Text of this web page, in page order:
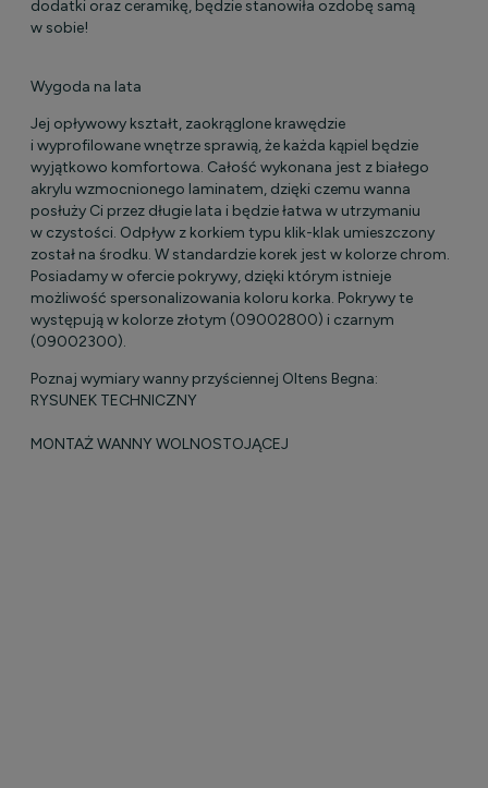
dodatki oraz ceramikę, będzie stanowiła ozdobę samą
w sobie!
Wygoda na lata
Jej opływowy kształt, zaokrąglone krawędzie
i wyprofilowane wnętrze sprawią, że każda kąpiel będzie
wyjątkowo komfortowa. Całość wykonana jest z białego
akrylu wzmocnionego laminatem, dzięki czemu wanna
posłuży Ci przez długie lata i będzie łatwa w utrzymaniu
w czystości. Odpływ z korkiem typu klik-klak umieszczony
został na środku. W standardzie korek jest w kolorze chrom.
Posiadamy w ofercie pokrywy, dzięki którym istnieje
możliwość spersonalizowania koloru korka. Pokrywy te
występują w kolorze złotym (09002800) i czarnym
(09002300).
Poznaj wymiary wanny przyściennej Oltens Begna:
RYSUNEK TECHNICZNY
MONTAŻ WANNY WOLNOSTOJĄCEJ